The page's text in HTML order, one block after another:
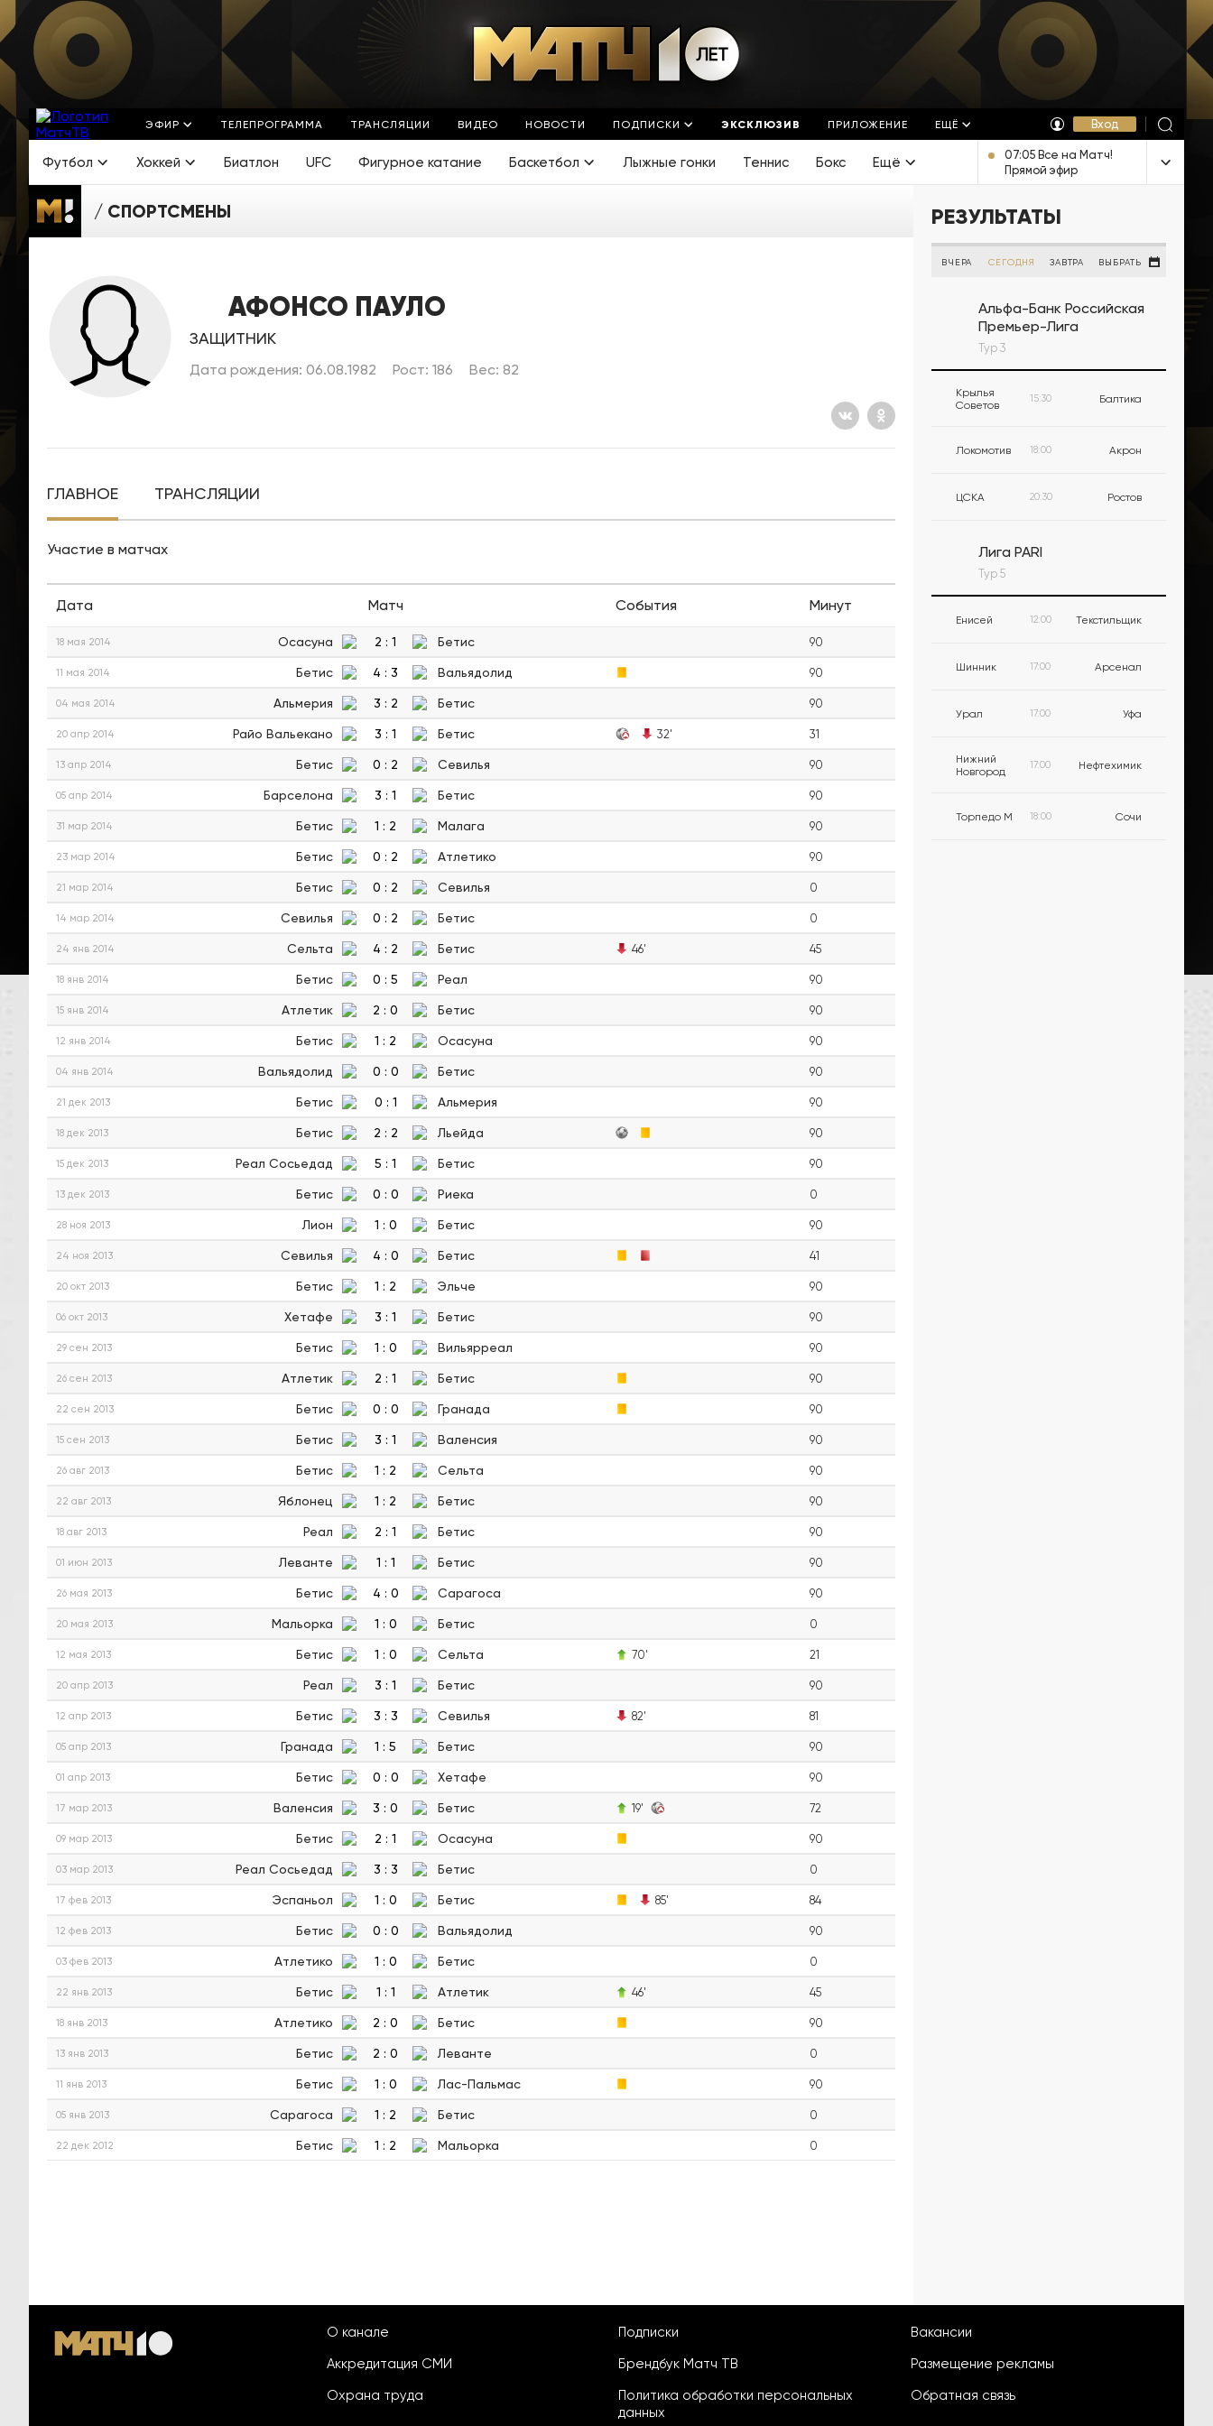
ЭФИР ТЕЛЕПРОГРАММА ТРАНСЛЯЦИИ ВИДЕО НОВОСТИ ПОДПИСКИ ЭКСКЛЮЗИВ ПРИЛОЖЕНИЕ ЕЩЁ Вход
Футбол Хоккей Биатлон UFC Фигурное катание Баскетбол Лыжные гонки Теннис Бокс Ещё
07:05 Все на Матч!
Прямой эфир
СПОРТСМЕНЫ
АФОНСО ПАУЛО
ЗАЩИТНИК
Дата рождения: 06.08.1982 Рост: 186 Вес: 82
ГЛАВНОЕ ТРАНСЛЯЦИИ
Участие в матчах
Дата Матч События Минут
18 мая 2014 Осасуна 2 : 1 Бетис 90
11 мая 2014 Бетис 4 : 3 Вальядолид 90
04 мая 2014 Альмерия 3 : 2 Бетис 90
20 апр 2014 Райо Вальекано 3 : 1 Бетис 32' 31
13 апр 2014 Бетис 0 : 2 Севилья 90
05 апр 2014 Барселона 3 : 1 Бетис 90
31 мар 2014 Бетис 1 : 2 Малага 90
23 мар 2014 Бетис 0 : 2 Атлетико 90
21 мар 2014 Бетис 0 : 2 Севилья 0
14 мар 2014 Севилья 0 : 2 Бетис 0
24 янв 2014 Сельта 4 : 2 Бетис 46' 45
18 янв 2014 Бетис 0 : 5 Реал 90
15 янв 2014 Атлетик 2 : 0 Бетис 90
12 янв 2014 Бетис 1 : 2 Осасуна 90
04 янв 2014 Вальядолид 0 : 0 Бетис 90
21 дек 2013 Бетис 0 : 1 Альмерия 90
18 дек 2013 Бетис 2 : 2 Льейда 90
15 дек 2013 Реал Сосьедад 5 : 1 Бетис 90
13 дек 2013 Бетис 0 : 0 Риека 0
28 ноя 2013 Лион 1 : 0 Бетис 90
24 ноя 2013 Севилья 4 : 0 Бетис 41
20 окт 2013 Бетис 1 : 2 Эльче 90
06 окт 2013 Хетафе 3 : 1 Бетис 90
29 сен 2013 Бетис 1 : 0 Вильярреал 90
26 сен 2013 Атлетик 2 : 1 Бетис 90
22 сен 2013 Бетис 0 : 0 Гранада 90
15 сен 2013 Бетис 3 : 1 Валенсия 90
26 авг 2013 Бетис 1 : 2 Сельта 90
22 авг 2013 Яблонец 1 : 2 Бетис 90
18 авг 2013 Реал 2 : 1 Бетис 90
01 июн 2013 Леванте 1 : 1 Бетис 90
26 мая 2013 Бетис 4 : 0 Сарагоса 90
20 мая 2013 Мальорка 1 : 0 Бетис 0
12 мая 2013 Бетис 1 : 0 Сельта 70' 21
20 апр 2013 Реал 3 : 1 Бетис 90
12 апр 2013 Бетис 3 : 3 Севилья 82' 81
05 апр 2013 Гранада 1 : 5 Бетис 90
01 апр 2013 Бетис 0 : 0 Хетафе 90
17 мар 2013 Валенсия 3 : 0 Бетис 19' 72
09 мар 2013 Бетис 2 : 1 Осасуна 90
03 мар 2013 Реал Сосьедад 3 : 3 Бетис 0
17 фев 2013 Эспаньол 1 : 0 Бетис 85' 84
12 фев 2013 Бетис 0 : 0 Вальядолид 90
03 фев 2013 Атлетико 1 : 0 Бетис 0
22 янв 2013 Бетис 1 : 1 Атлетик 46' 45
18 янв 2013 Атлетико 2 : 0 Бетис 90
13 янв 2013 Бетис 2 : 0 Леванте 0
11 янв 2013 Бетис 1 : 0 Лас-Пальмас 90
05 янв 2013 Сарагоса 1 : 2 Бетис 0
22 дек 2012 Бетис 1 : 2 Мальорка 0
РЕЗУЛЬТАТЫ
ВЧЕРА СЕГОДНЯ ЗАВТРА ВЫБРАТЬ
Альфа-Банк Российская
Премьер-Лига
Тур 3
Крылья
Советов
15:30 Балтика
Локомотив 18:00 Акрон
ЦСКА 20:30 Ростов
Лига PARI
Тур 5
Енисей 12:00 Текстильщик
Шинник 17:00 Арсенал
Урал 17:00 Уфа
Нижний
Новгород
17:00 Нефтехимик
Торпедо М 18:00 Сочи
О канале
Аккредитация СМИ
Охрана труда
Подписки
Брендбук Матч ТВ
Политика обработки персональных
данных
Вакансии
Размещение рекламы
Обратная связь